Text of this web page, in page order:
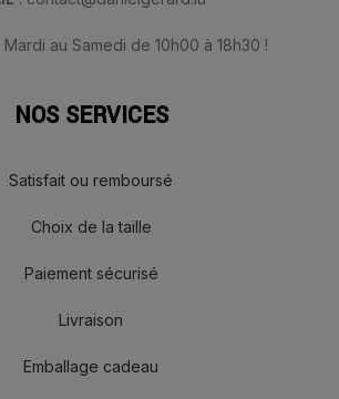
Mardi au Samedi de 10h00 à 18h30 !
NOS SERVICES
Satisfait ou remboursé
Choix de la taille
Paiement sécurisé
Livraison
Emballage cadeau